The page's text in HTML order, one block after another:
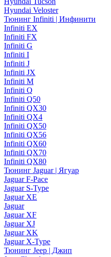
Hyundai Veloster
Тюнинг Infiniti | Инфинити
Infiniti EX
Infiniti FX
Infiniti G
Infiniti I
Infiniti J
Infiniti JX
Infiniti M
Infiniti Q
Infiniti Q50
Infiniti QX30
Infiniti QX4
Infiniti QX50
Infiniti QX56
Infiniti QX60
Infiniti QX70
Infiniti QX80
Тюнинг Jaguar | Ягуар
Jaguar F-Pace
Jaguar S-Type
Jaguar XE
Jaguar
Jaguar XF
Jaguar XJ
Jaguar XK
Jaguar X-Type
Тюнинг Jeep | Джип